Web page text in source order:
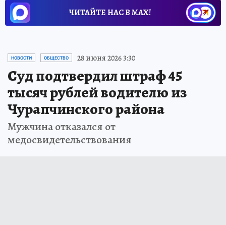
ЧИТАЙТЕ НАС В МАХ!
НОВОСТИ ОБЩЕСТВО 28 июня 2026 3:30
Суд подтвердил штраф 45
тысяч рублей водителю из
Чурапчинского района
Мужчина отказался от
медосвидетельствования